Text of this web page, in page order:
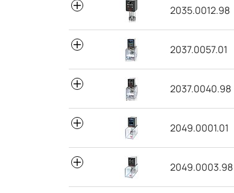
2035.0012.98
2037.0057.01
2037.0040.98
2049.0001.01
2049.0003.98